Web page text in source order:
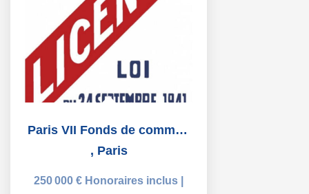
Paris VII Fonds de commerce Restaurant Brasserie licence IV
, Paris
250 000 € Honoraires inclus